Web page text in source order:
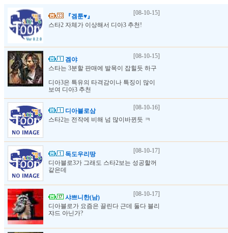
『겜툰♥』
[08-10-15]
스타2 자체가 이상해서 디아3 추천!
겜야
[08-10-15]
스타는 3분할 판매에 발목이 잡힐듯 하구
디아3은 특유의 타격감이나 특징이 많이
보여 디아3 추천
디아블로삼
[08-10-16]
스타2는 전작에 비해 넘 많이바뀐듯 ㅋ
독도우리땅
[08-10-17]
디아블로3가 그래도 스타2보는 성공할꺼
같은데
샤쁘니한(남)
[08-10-17]
디아블로가 요즘은 끌린다 근데 둘다 블리
쟈드 아닌가?